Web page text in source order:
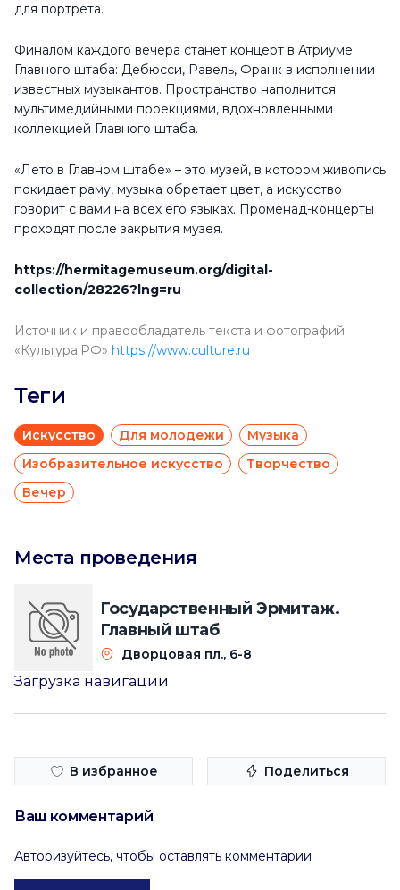
для портрета.
Финалом каждого вечера станет концерт в Атриуме
Главного штаба: Дебюсси, Равель, Франк в исполнении
известных музыкантов. Пространство наполнится
мультимедийными проекциями, вдохновленными
коллекцией Главного штаба.
«Лето в Главном штабе» – это музей, в котором живопись
покидает раму, музыка обретает цвет, а искусство
говорит с вами на всех его языках. Променад-концерты
проходят после закрытия музея.
https://hermitagemuseum.org/digital-
collection/28226?lng=ru
Источник и правообладатель текста и фотографий
«Культура.РФ» https://www.culture.ru
Теги
Искусство Для молодежи
Музыка
Изобразительное искусство
Творчество
Вечер
Места проведения
Государственный Эрмитаж.
Главный штаб
Дворцовая пл., 6-8
Загрузка навигации
В избранное Поделиться
Ваш комментарий
Авторизуйтесь, чтобы оставлять комментарии